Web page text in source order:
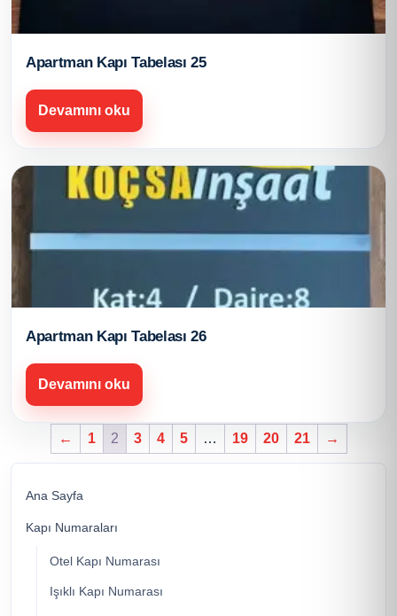
Ana Sayfa
Kapı Numaraları
Otel Kapı Numarası
Işıklı Kapı Numarası
Apartman Kapı Tabelası 25
Devamını oku
Apartman Kapı Tabelası 26
Devamını oku
← 1 2 3 4 5 … 19 20 21 →